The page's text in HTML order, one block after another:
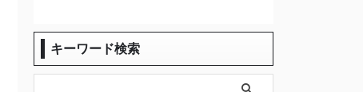
キーワード検索